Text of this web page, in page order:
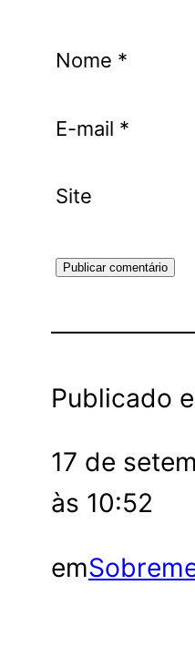
Nome *
E-mail *
Site
Publicado
17 de
às 10:52
em